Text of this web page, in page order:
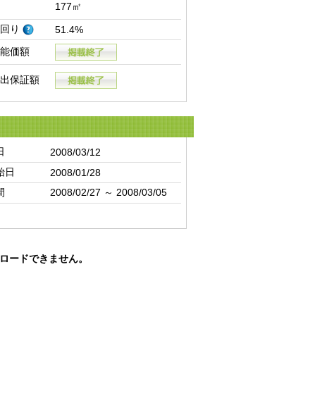
177㎡
り
51.4%
価額
保証額
2008/03/12
日
2008/01/28
2008/02/27 ～ 2008/03/05
ードできません。